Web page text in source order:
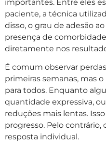
importantes. Entre eles
paciente, a técnica
disso, o grau de adesão
presença de
diretamente nos
É comum observar
primeiras semanas, mas
para todos. Enquanto
quantidade expressiva,
reduções mais lentas.
progresso. Pelo
resposta individual.